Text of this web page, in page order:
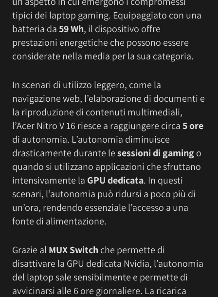
tipici dei laptop gaming. Equipaggiato con una
batteria da59 Wh, il dispositivo offre
prestazioni energetiche che possono essere
considerate nella media per la sua categoria.
In scenari di utilizzo leggero, come la
navigazione web, l’elaborazione di documenti e
la riproduzione di contenuti multimediali,
l’Acer Nitro V 16 riesce a raggiungere circa5 ore
di autonomia. L’autonomia diminuisce
drasticamente durante lesessioni di gamingo
quando si utilizzano applicazioni che sfruttano
intensivamente la GPU dedicata. In questi
scenari, l’autonomia può ridursi a poco più di
un’ora, rendendo essenziale l’accesso a una
fonte di alimentazione.
Grazie al MUX Switchche permette di
disattivare la GPU dedicata Nvidia, l’autonomia
del laptop sale sensibilmente e permette di
avvicinarsi alle 6 ore giornaliere. La ricarica